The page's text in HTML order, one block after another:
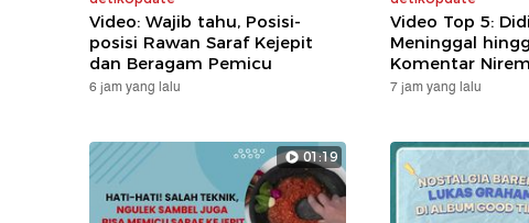
Video: Wajib tahu, Posisi-
posisi Rawan Saraf Kejepit
dan Beragam Pemicu
6 jam yang lalu
Video Top 5:
Meninggal
Komentar
7 jam yang lalu
01:19